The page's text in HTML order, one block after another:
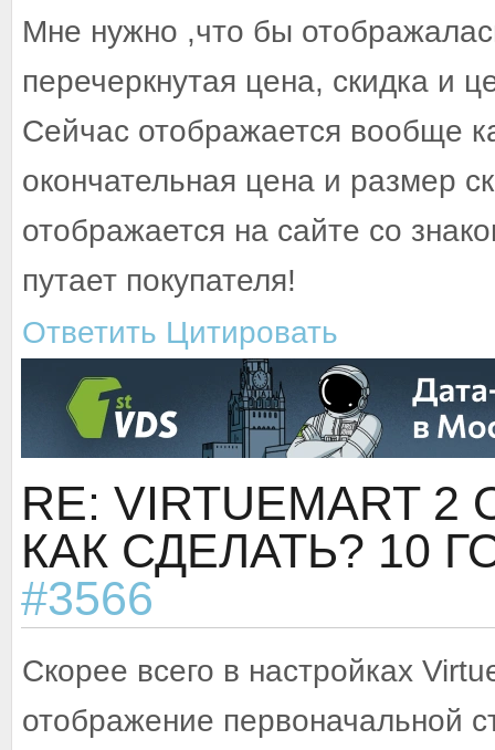
Мне нужно ,что бы
перечеркнутая цена, скидка и
Сейчас отображается вообще
окончательная цена и размер
отображается на сайте со
путает покупателя!
Ответить Цитировать
RE: VIRTUEMART
КАК СДЕЛАТЬ? 10
#3566
Скорее всего в настройках
отображение первоначальной